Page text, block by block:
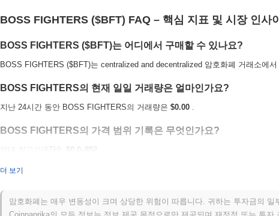
BOSS FIGHTERS ($BFT) FAQ – 핵심 지표 및 시장 인사
BOSS FIGHTERS ($BFT)는 어디에서 구매할 수 있나요?
BOSS FIGHTERS ($BFT)는 centralized and decentralized 암호화폐 거래소에
BOSS FIGHTERS의 현재 일일 거래량은 얼마인가요?
지난 24시간 동안 BOSS FIGHTERS의 거래량은 $0.00 .
BOSS FIGHTERS의 가격 범위 기록은 무엇인가요?
역대 최고가(ATH): $0.0
852
BOSS FIGHTERS는 더 넓은 암호화폐 시장과 비교하여 어떤 성
더 보기
암호화폐는 매우 변동성이 크며 상당한 위험이 따릅니다. 귀하는 투자금의 일